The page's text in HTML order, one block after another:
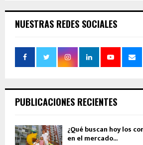
NUESTRAS REDES SOCIALES
PUBLICACIONES RECIENTES
¿Qué buscan hoy los
en el mercado...